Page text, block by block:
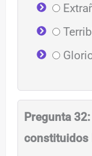
Pregunta
constituidos